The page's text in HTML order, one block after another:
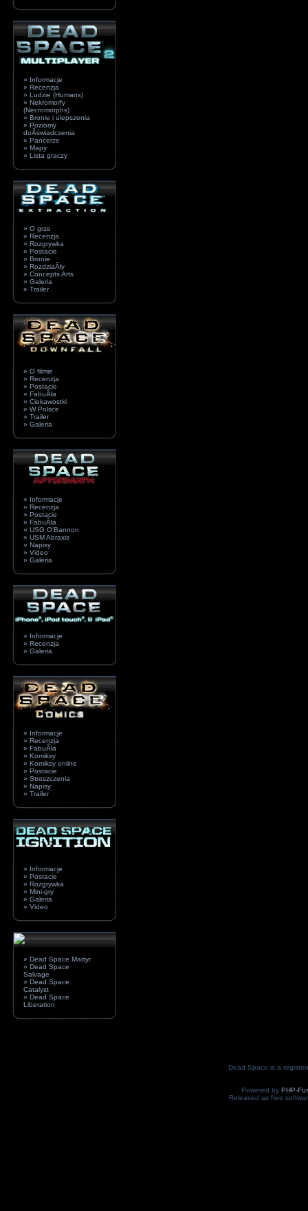
» Informacje
» Recenzja
» Ludzie (Humans)
» Nekromorfy
(Necromorphs)
» Bronie i ulepszenia
» Poziomy
doÂświadczenia
» Pancerze
» Mapy
» Lista graczy
» O grze
» Recenzja
» Rozgrywka
» Postacie
» Bronie
» RozdziaÂły
» Concepts Arts
» Galeria
» Trailer
» O filmie
» Recenzja
» Postacie
» FabuÂła
» Ciekawostki
» W Polsce
» Trailer
» Galeria
» Informacje
» Recenzja
» Postacie
» FabuÂła
» USG O'Bannon
» USM Abraxis
» Napisy
» Video
» Galeria
» Informacje
» Recenzja
» Galeria
» Informacje
» Recenzja
» FabuÂła
» Komiksy
» Komiksy online
» Postacie
» Streszczenia
» Napisy
» Trailer
» Informacje
» Postacie
» Rozgrywka
» Mini-gry
» Galeria
» Video
» Dead Space Martyr
» Dead Space
Salvage
» Dead Space
Catalyst
» Dead Space
Liberation
Dead Space is a
Powered by PHP-
Released as free